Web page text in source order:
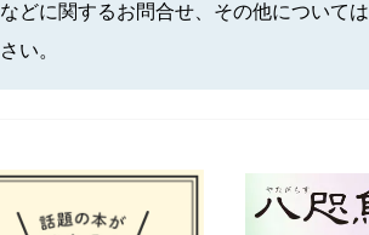
などに関するお問合せ、その他については
さい。